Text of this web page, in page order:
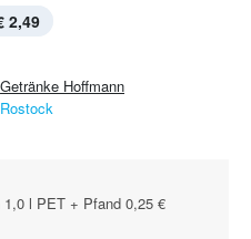
2,49
Getränke Hoffmann
Rostock
l PET + Pfand 0,25 €